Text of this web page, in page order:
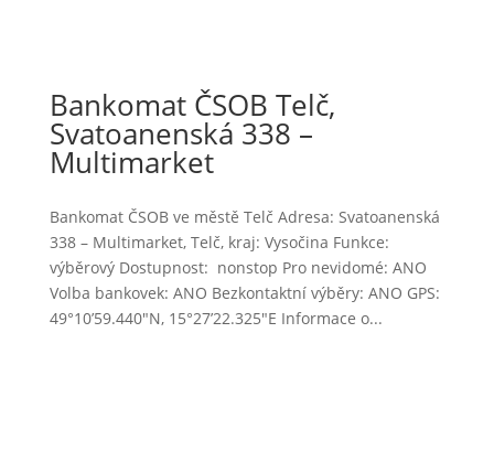
Bankomat ČSOB Telč,
Svatoanenská 338 –
Multimarket
Bankomat ČSOB ve městě Telč Adresa: Svatoanenská
338 – Multimarket, Telč, kraj: Vysočina Funkce:
výběrový Dostupnost: nonstop Pro nevidomé: ANO
Volba bankovek: ANO Bezkontaktní výběry: ANO GPS:
49°10’59.440″N, 15°27’22.325″E Informace o...